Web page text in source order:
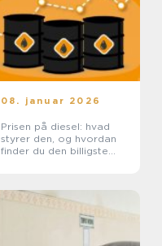
08. januar 2026
Prisen på diesel: hvad
styrer den, og hvordan
finder du den billigste